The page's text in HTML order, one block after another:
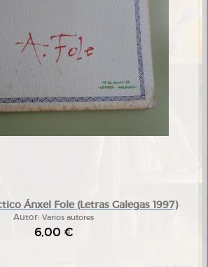
Ánxel Fole (Letras Galegas 1997)
Autor: Varios autores
6,00 €